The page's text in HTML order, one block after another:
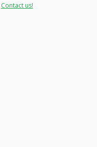
Contact us!